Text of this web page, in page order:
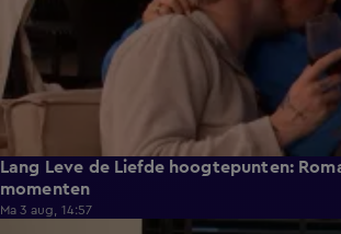
Lang Leve de Liefde hoogtepunten:
momenten
Ma 3 aug, 14:57